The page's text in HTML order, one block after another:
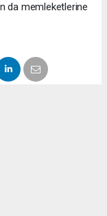
da memleketlerine